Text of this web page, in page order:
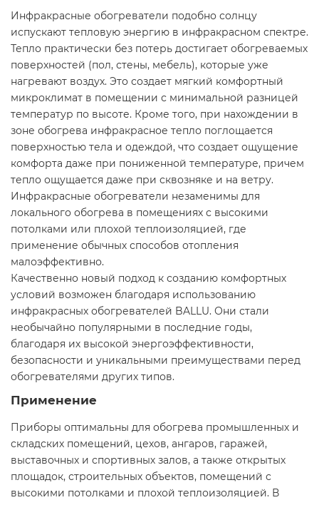
Инфракрасные обогреватели подобно солнцу
испускают тепловую энергию в инфракрасном спектре.
Тепло практически без потерь достигает обогреваемых
поверхностей (пол, стены, мебель), которые уже
нагревают воздух. Это создает мягкий комфортный
микроклимат в помещении с минимальной разницей
температур по высоте. Кроме того, при нахождении в
зоне обогрева инфракрасное тепло поглощается
поверхностью тела и одеждой, что создает ощущение
комфорта даже при пониженной температуре, причем
тепло ощущается даже при сквозняке и на ветру.
Инфракрасные обогреватели незаменимы для
локального обогрева в помещениях с высокими
потолками или плохой теплоизоляцией, где
применение обычных способов отопления
малоэффективно.
Качественно новый подход к созданию комфортных
условий возможен благодаря использованию
инфракрасных обогревателей BALLU. Они стали
необычайно популярными в последние годы,
благодаря их высокой энергоэффективности,
безопасности и уникальными преимуществами перед
обогревателями других типов.
Применение
Приборы оптимальны для обогрева промышленных и
складских помещений, цехов, ангаров, гаражей,
выставочных и спортивных залов, а также открытых
площадок, строительных объектов, помещений с
высокими потолками и плохой теплоизоляцией. В